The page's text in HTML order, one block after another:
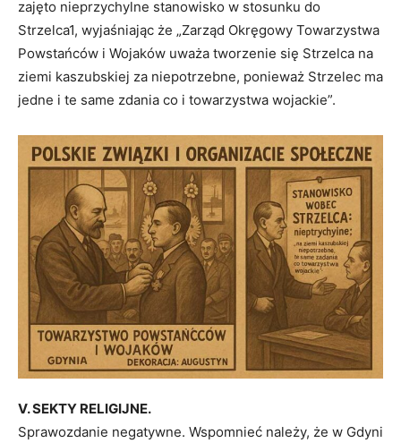
zajęto nieprzychylne stanowisko w stosunku do
Strzelca1, wyjaśniając że „Zarząd Okręgowy Towarzystwa
Powstańców i Wojaków uważa tworzenie się Strzelca na
ziemi kaszubskiej za niepotrzebne, ponieważ Strzelec ma
jedne i te same zdania co i towarzystwa wojackie”.
V. SEKTY RELIGIJNE.
Sprawozdanie negatywne. Wspomnieć należy, że w Gdyni